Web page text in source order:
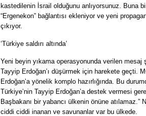
kastedilenin İsrail olduğunu anlıyorsunuz. Buna
“Ergenekon” bağlantısı ekleniyor ve yeni
çıkıyor.
‘Türkiye saldırı altında’
Yeni beyin yıkama operasyonunda verilen mesaj
Tayyip Erdoğan’ı düşürmek için harekete geçti.
Erdoğan’a yönelik komplo hazırlığında. Bu
Türkiye’nin Tayyip Erdoğan’a destek vermesi
Başbakanı bir yabancı ülkenin önüne atılamaz.”
ciddi ciddi inanan ve savunanlar var bu ülkede.